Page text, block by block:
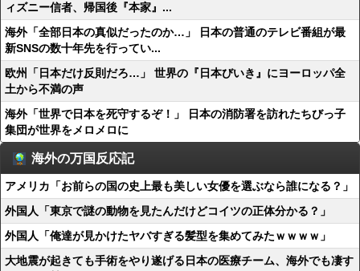
ィズニー信者、帰国後『本家』...
海外「全部日本の真似だったのか…」 日本の普通のテレビ番組が最
新SNSの数十年先を行ってい...
欧州「日本だけ反則だろ…」 世界の『日本びいき』にヨーロッパ全
土から不満の声
海外「世界で日本を死守するぞ！」 日本の消防署を訪れたちびっ子
集団が世界をメロメロに
海外の万国反応記
アメリカ「お前らの国の史上最も美しい女優を選ぶなら誰になる？」
外国人「東京で謎の動物を見たんだけどコイツの正体分かる？」
外国人「俺達が見かけたヤバすぎる髪型を集めてみたｗｗｗｗ」
大地震が起きても手術をやり遂げる日本の医療チーム、海外でも凄す